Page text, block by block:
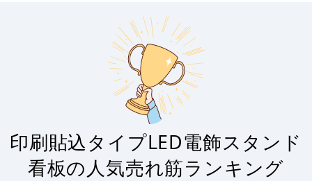
印刷貼込タイプLED電飾スタンド
看板の人気売れ筋ランキング